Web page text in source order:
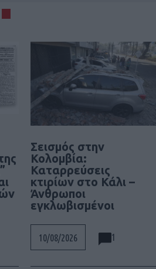
Σεισμός στην
Κολομβία:
Καταρρεύσεις
κτιρίων στο Κάλι –
Άνθρωποι
εγκλωβισμένοι
10/08/2026 1